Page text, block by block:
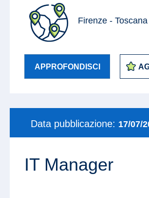
Firenze - Toscana
APPROFONDISCI
Data pubblicazione: 17/07/
IT Manager